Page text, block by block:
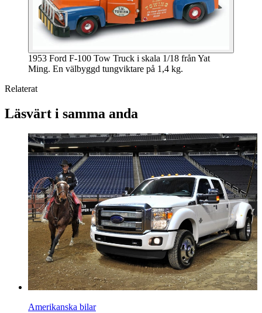
1953 Ford F-100 Tow Truck i skala 1/18 från Yat
Ming. En välbyggd tungviktare på 1,4 kg.
Relaterat
Läsvärt i samma anda
Amerikanska bilar